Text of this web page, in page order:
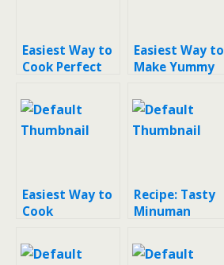
Easiest Way to
Cook Perfect
& radang
tenggorokan
Easiest Way to
Make Yummy
Herbal Pelega
Tenggorokan
Easiest Way to
Cook
#minuman
hangat-
Recipe: Tasty
Minuman
Tenggorokan
(sereh, daun